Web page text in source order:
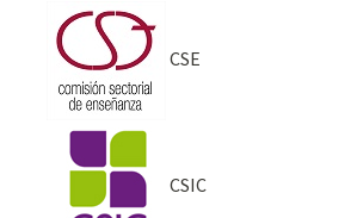
CSE
CSIC